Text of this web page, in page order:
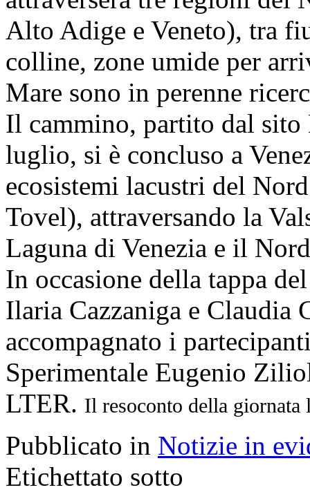
Alto Adige e Veneto), tra
colline, zone umide per
Mare sono in perenne
Il cammino, partito dal
luglio, si è concluso a
ecosistemi lacustri del
Tovel), attraversando la
Laguna di Venezia e il
In occasione della tappa
Ilaria Cazzaniga e
accompagnato i
Sperimentale Eugenio
LTER. Il resoconto della
Pubblicato in Notizie in
Etichettato sotto